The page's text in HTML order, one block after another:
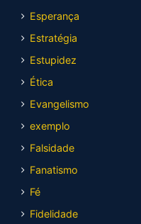
Esperança
Estratégia
Estupidez
Ética
Evangelismo
exemplo
Falsidade
Fanatismo
Fé
Fidelidade